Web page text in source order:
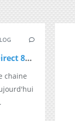
Il était une fois ... N°19 - Direct 8/D8/C8
chaine